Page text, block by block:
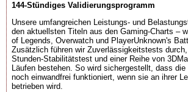
144-Stündiges Validierungsprogramm
Unsere umfangreichen Leistungs- und
den aktuellsten Titeln aus den Gaming-Charts –
of Legends, Overwatch und PlayerUnknown's
Zusätzlich führen wir Zuverlässigkeitstests
Stunden-Stabilitätstest und einer Reihe von
Läufen bestehen. So wird sichergestellt, dass
noch einwandfrei funktioniert, wenn sie an ihrer
betrieben wird.